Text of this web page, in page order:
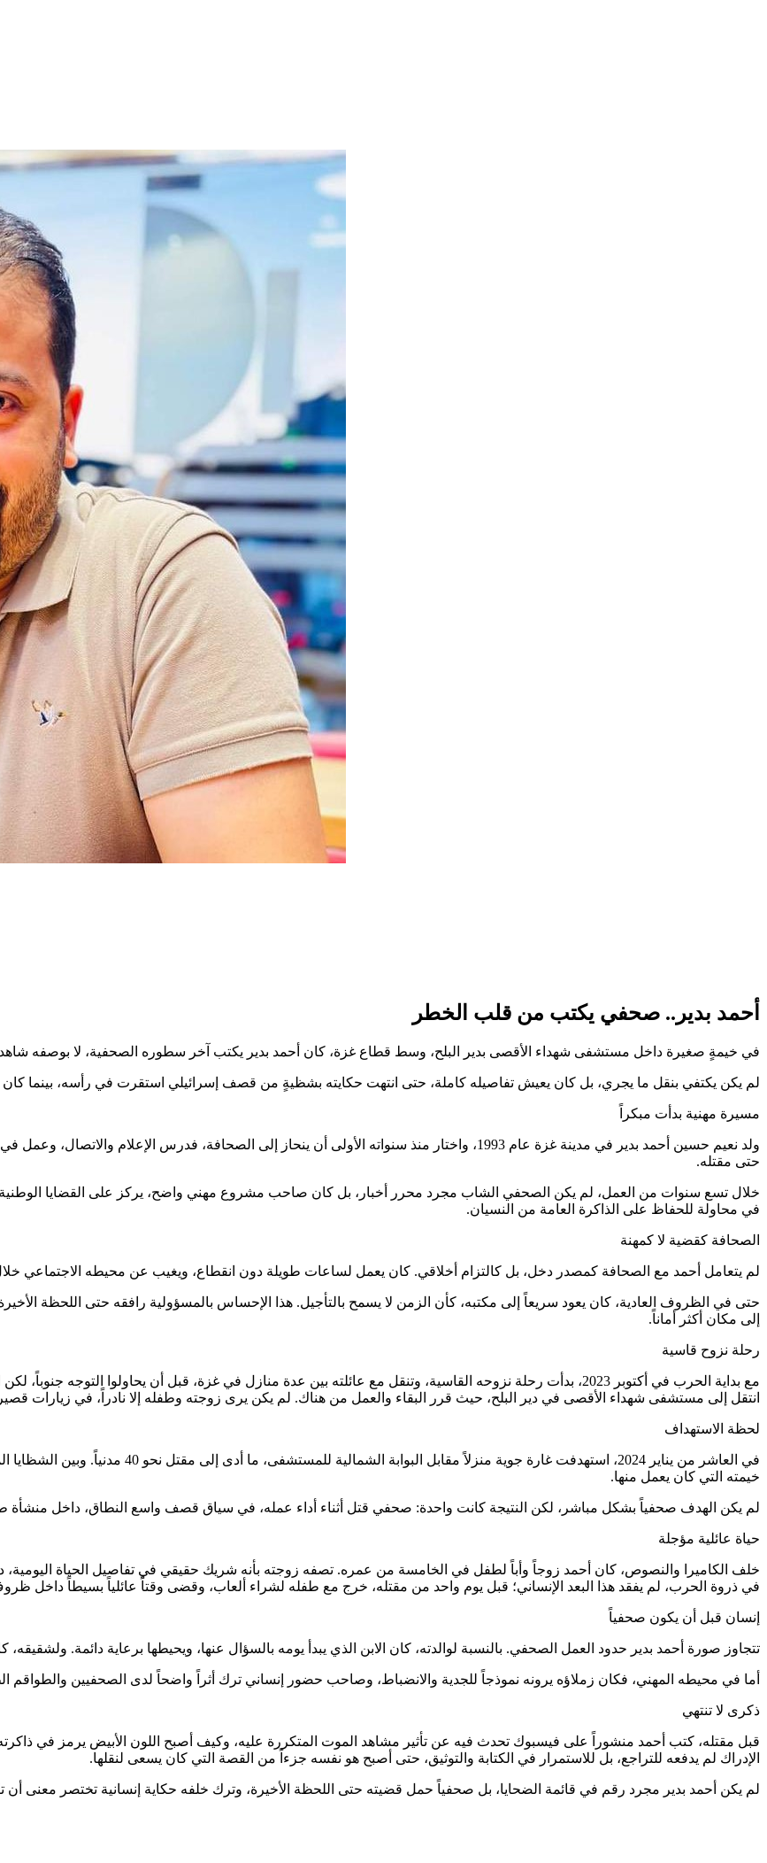
أحمد بدير.. صحفي يكتب من قلب الخطر
في خيمةٍ صغيرة داخل مستشفى شهداء الأقصى بدير البلح، وسط قطاع غزة، كان أحمد بدير يكتب آخر سطوره الصحفية، لا بوصفه
لم يكن يكتفي بنقل ما يجري، بل كان يعيش تفاصيله كاملة، حتى انتهت حكايته بشظيةٍ من قصف إسرائيلي استقرت في رأسه، بينما كان
مسيرة مهنية بدأت مبكراً
حتى مقتله.
خلال تسع سنوات من العمل، لم يكن الصحفي الشاب مجرد محرر أخبار، بل كان صاحب مشروع مهني واضح، يركز على القضايا
في محاولة للحفاظ على الذاكرة العامة من النسيان.
الصحافة كقضية لا كمهنة
لم يتعامل أحمد مع الصحافة كمصدر دخل، بل كالتزام أخلاقي. كان يعمل لساعات طويلة دون انقطاع، ويغيب عن محيطه الاجتماعي خلال
حتى في الظروف العادية، كان يعود سريعاً إلى مكتبه، كأن الزمن لا يسمح بالتأجيل. هذا الإحساس بالمسؤولية رافقه حتى اللحظة
إلى مكان أكثر أماناً.
رحلة نزوح قاسية
مع بداية الحرب في أكتوبر 2023، بدأت رحلة نزوحه القاسية، وتنقل مع عائلته بين عدة منازل في غزة، قبل أن يحاولوا
انتقل إلى مستشفى شهداء الأقصى في دير البلح، حيث قرر البقاء والعمل من هناك. لم يكن يرى زوجته وطفله إلا نادراً، في زيارات
لحظة الاستهداف
في العاشر من يناير 2024، استهدفت غارة جوية
خيمته التي كان يعمل منها.
لم يكن الهدف صحفياً بشكل مباشر، لكن النتيجة كانت واحدة: صحفي قتل أثناء أداء عمله، في سياق قصف واسع النطاق، داخل منشأة
حياة عائلية مؤجلة
خلف الكاميرا والنصوص، كان أحمد زوجاً وأباً لطفل في الخامسة من عمره. تصفه زوجته بأنه شريك حقيقي في تفاصيل الحياة
في ذروة الحرب، لم يفقد هذا البعد الإنساني؛ قبل يوم واحد من مقتله، خرج مع طفله لشراء ألعاب، وقضى وقتاً عائلياً بسيطاً داخل
إنسان قبل أن يكون صحفياً
تتجاوز صورة أحمد بدير حدود العمل الصحفي. بالنسبة لوالدته، كان الابن الذي يبدأ يومه بالسؤال عنها، ويحيطها برعاية دائمة.
أما في محيطه المهني، فكان زملاؤه يرونه نموذجاً للجدية والانضباط، وصاحب حضور إنساني ترك أثراً واضحاً لدى الصحفيين والطواقم
ذكرى لا تنتهي
قبل مقتله، كتب أحمد منشوراً على فيسبوك تحدث فيه عن تأثير مشاهد الموت المتكررة عليه، وكيف أصبح اللون الأبيض يرمز في ذاكرته
الإدراك لم يدفعه للتراجع، بل للاستمرار في الكتابة والتوثيق، حتى أصبح هو نفسه جزءاً من القصة التي كان يسعى لنقلها.
لم يكن أحمد بدير مجرد رقم في قائمة الضحايا، بل صحفياً حمل قضيته حتى اللحظة الأخيرة، وترك خلفه حكاية إنسانية تختصر معنى